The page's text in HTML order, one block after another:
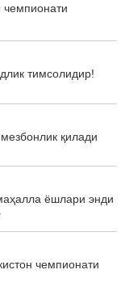
чемпионати
тимсолидир!
қилади
ёшлари энди
чемпионати